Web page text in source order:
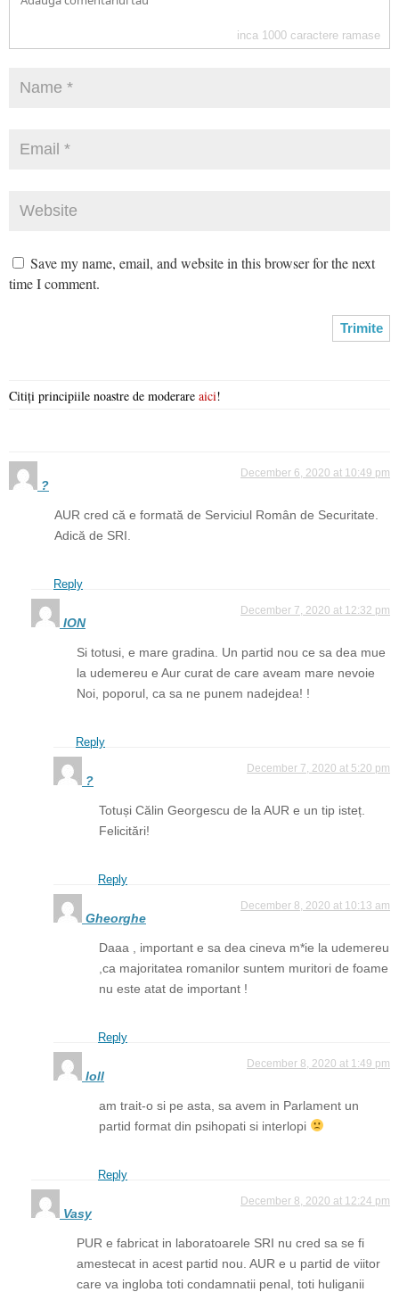
inca 1000 caractere ramase
Save my name, email, and website in this browser for the next
time I comment.
Citiți principiile noastre de moderare aici!
?
December 6, 2020 at 10:49 pm
AUR cred că e formată de Serviciul Român de Securitate.
Adică de SRI.
Reply
ION
December 7, 2020 at 12:32 pm
Si totusi, e mare gradina. Un partid nou ce sa dea mue
la udemereu e Aur curat de care aveam mare nevoie
Noi, poporul, ca sa ne punem nadejdea! !
Reply
?
December 7, 2020 at 5:20 pm
Totuși Călin Georgescu de la AUR e un tip isteț.
Felicitări!
Reply
Gheorghe
December 8, 2020 at 10:13 am
Daaa , important e sa dea cineva m*ie la udemereu
,ca majoritatea romanilor suntem muritori de foame
nu este atat de important !
Reply
loll
December 8, 2020 at 1:49 pm
am trait-o si pe asta, sa avem in Parlament un
partid format din psihopati si interlopi
Reply
Vasy
December 8, 2020 at 12:24 pm
PUR e fabricat in laboratoarele SRI nu cred sa se fi
amestecat in acest partid nou. AUR e u partid de viitor
care va ingloba toti condamnatii penal, toti huliganii